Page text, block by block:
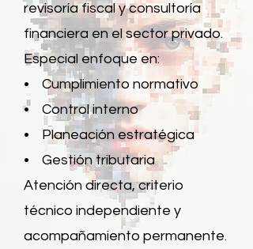
revisoría fiscal y consultoría
financiera en el sector privado.
Especial enfoque en:
• Cumplimiento normativo
• Control interno
• Planeación estratégica
• Gestión tributaria
Atención directa, criterio
técnico independiente y
acompañamiento permanente.